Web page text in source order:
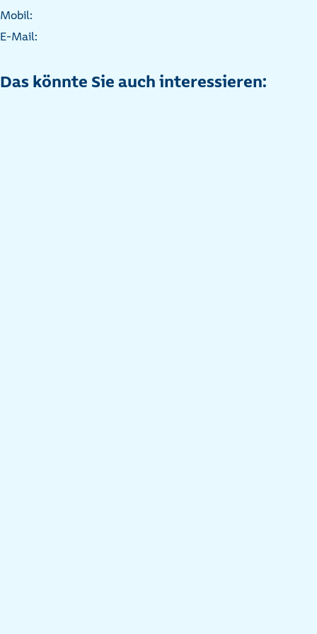
Mobil:
E-Mail:
Das könnte Sie auch interessieren: